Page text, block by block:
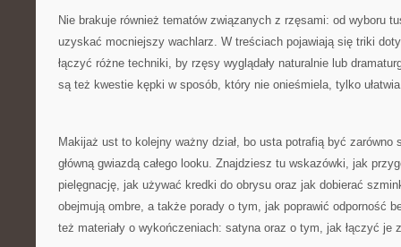
Nie brakuje również tematów związanych z rzęsami: od wyboru
uzyskać mocniejszy wachlarz. W treściach pojawiają się triki
łączyć różne techniki, by rzęsy wyglądały naturalnie lub
są też kwestie kępki w sposób, który nie onieśmiela, tylko
Makijaż ust to kolejny ważny dział, bo usta potrafią być zarówno
główną gwiazdą całego looku. Znajdziesz tu wskazówki, jak
pielęgnację, jak używać kredki do obrysu oraz jak dobierać
obejmują ombre, a także porady o tym, jak poprawić odporność
też materiały o wykończeniach: satyna oraz o tym, jak łączyć je